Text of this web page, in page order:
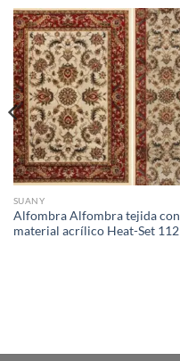
SUANY
Alfombra Alfombra tejida con
material acrílico Heat-Set 112